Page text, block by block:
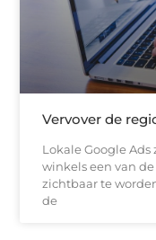
Vervover de
Lokale Google
winkels een van
zichtbaar te
de